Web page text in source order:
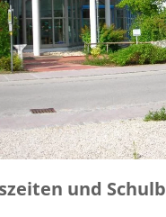
und